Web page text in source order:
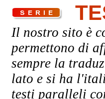
Il nostro sito è
permettono di
sempre la
lato e si ha
testi paralleli